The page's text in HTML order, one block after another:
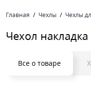
Главная Чехлы Чехлы
Чехол
Все о товаре